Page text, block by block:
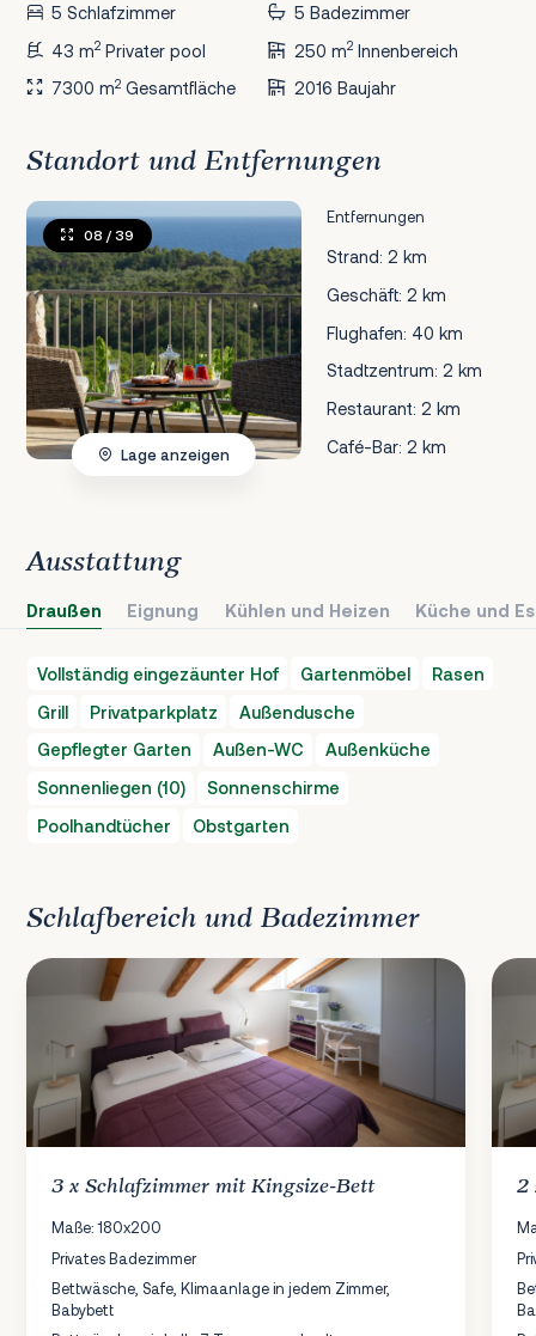
5 Schlafzimmer
5 Badezimmer
43 m2 Privater pool 250 m2Innenbereich
7300 m2 Gesamtfläche 2016 Baujahr
Standort und Entfernungen
Entfernungen
Strand: 2 km
Geschäft: 2 km
Flughafen: 40 km
Stadtzentrum: 2 km
Restaurant: 2 km
Café-Bar: 2 km
08 / 39
Lage anzeigen
Ausstattung
Draußen Eignung Kühlen und Heizen Küche und
Vollständig eingezäunter Hof Gartenmöbel
Rasen
Grill
Privatparkplatz
Außendusche
Gepflegter Garten
Außen-WC
Außenküche
Sonnenliegen (10)
Sonnenschirme
Poolhandtücher
Obstgarten
Schlafbereich und Badezimmer
3 xSchlafzimmer mit Kingsize-Bett
Maße: 180x200
Privates Badezimmer
Bettwäsche, Safe, Klimaanlage in jedem Zimmer,
Babybett
2